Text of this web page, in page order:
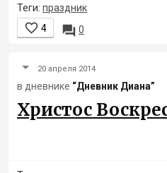
Теги: праздник
 4  0
20 апреля 2014
в дневнике “Дневник Диана”
Христос